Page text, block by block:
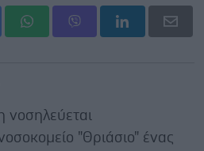
"Θριάσιο" ένας